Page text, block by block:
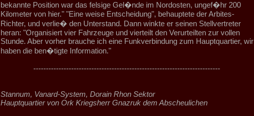
bekannte Position war das felsige Gel�nde im Nordosten, ungef�hr 200
Kilometer von hier." "Eine weise Entscheidung", behauptete der Arbites-
Richter, und verlie� den Unterstand. Dann winkte er seinen Stellvertreter
heran: "Organisiert vier Fahrzeuge und vierteilt den Verurteilten zur vollen
Stunde. Aber vorher brauche ich eine Funkverbindung zum Hauptquartier, wir
haben die ben�tigte Information."
--------------------------------------------------------------------------
Stannum, Vanard-System, Dorain Rhon Sektor
Hauptquartier von Ork Kriegsherr Gnazruk dem Abscheulichen